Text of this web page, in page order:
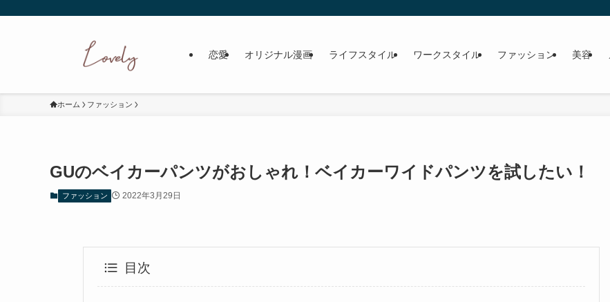
恋愛 オリジナル漫画 ライフスタイル ワークスタイル ファッション 美容
ホーム ファッション
GUのベイカーパンツがおしゃれ！ベイカーワイドパンツを試したい！
ファッション 2022年3月29日
目次